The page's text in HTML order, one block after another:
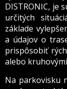
DISTRONIC, je
určitých
základe
a údajov o
prispôsobiť
alebo
Na parkovisku